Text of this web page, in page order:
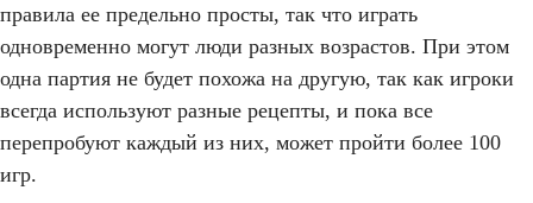
правила ее предельно просты, так что играть
одновременно могут люди разных возрастов. При этом
одна партия не будет похожа на другую, так как игроки
всегда используют разные рецепты, и пока все
перепробуют каждый из них, может пройти более 100
игр.